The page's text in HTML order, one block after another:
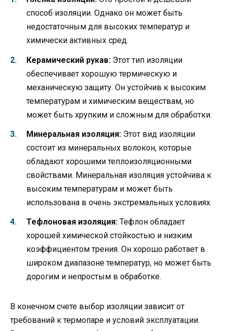
способ изоляции. Однако он может быть
недостаточным для высоких температур и
химически активных сред.
Керамический рукав: Этот тип изоляции
обеспечивает хорошую термическую и
механическую защиту. Он устойчив к высоким
температурам и химическим веществам, но
может быть хрупким и сложным для обработки.
Минеральная изоляция: Этот вид изоляции
состоит из минеральных волокон, которые
обладают хорошими теплоизоляционными
свойствами. Минеральная изоляция устойчива к
высоким температурам и может быть
использована в очень экстремальных условиях.
Тефлоновая изоляция: Тефлон обладает
хорошей химической стойкостью и низким
коэффициентом трения. Он хорошо работает в
широком диапазоне температур, но может быть
дорогим и непростым в обработке.
В конечном счете выбор изоляции зависит от
требований к термопаре и условий эксплуатации.